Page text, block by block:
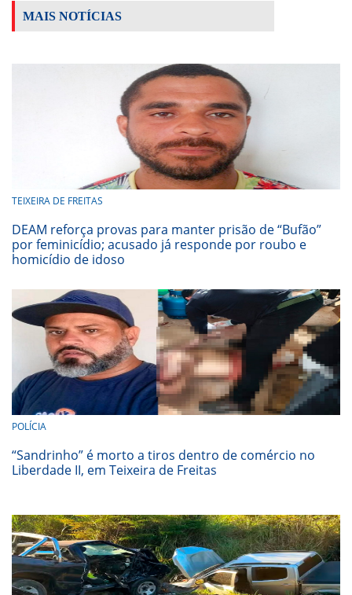
MAIS NOTÍCIAS
TEIXEIRA DE FREITAS
DEAM reforça provas para manter prisão de “Bufão”
por feminicídio; acusado já responde por roubo e
homicídio de idoso
POLÍCIA
“Sandrinho” é morto a tiros dentro de comércio no
Liberdade II, em Teixeira de Freitas